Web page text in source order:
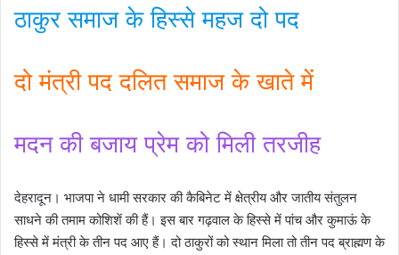
ठाकुर समाज के हिस्से महज दो पद
दो मंत्री पद दलित समाज के खाते में
मदन की बजाय प्रेम को मिली तरजीह
देहरादून। भाजपा ने धामी सरकार की कैबिनेट में क्षेत्रीय और जातीय संतुलन
साधने की तमाम कोशिशें की हैं। इस बार गढ़वाल के हिस्से में पांच और कुमाऊं के
हिस्से में मंत्री के तीन पद आए हैं। दो ठाकुरों को स्थान मिला तो तीन पद ब्राह्मण के